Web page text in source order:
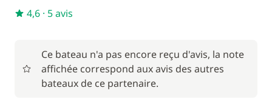
4,6 · 5 avis
Ce bateau n'a pas encore reçu d'avis, la note
affichée correspond aux avis des autres
bateaux de ce partenaire.